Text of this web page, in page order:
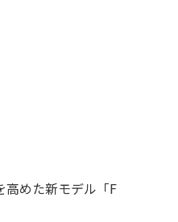
高めた新モデル「F